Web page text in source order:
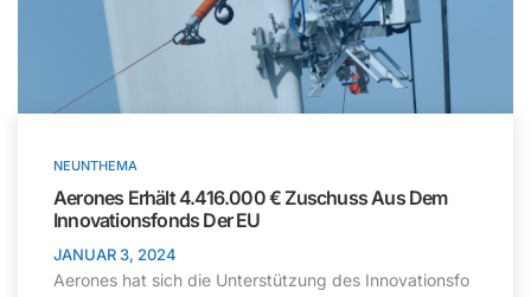
NEUNTHEMA
Aerones Erhält 4.416.000 € Zuschuss Aus Dem
Innovationsfonds Der EU
JANUAR 3, 2024
Aerones hat sich die Unterstützung des Innovationsfo